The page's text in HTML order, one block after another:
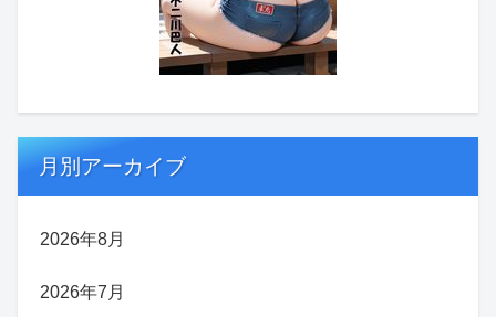
月別アーカイブ
2026年8月
2026年7月